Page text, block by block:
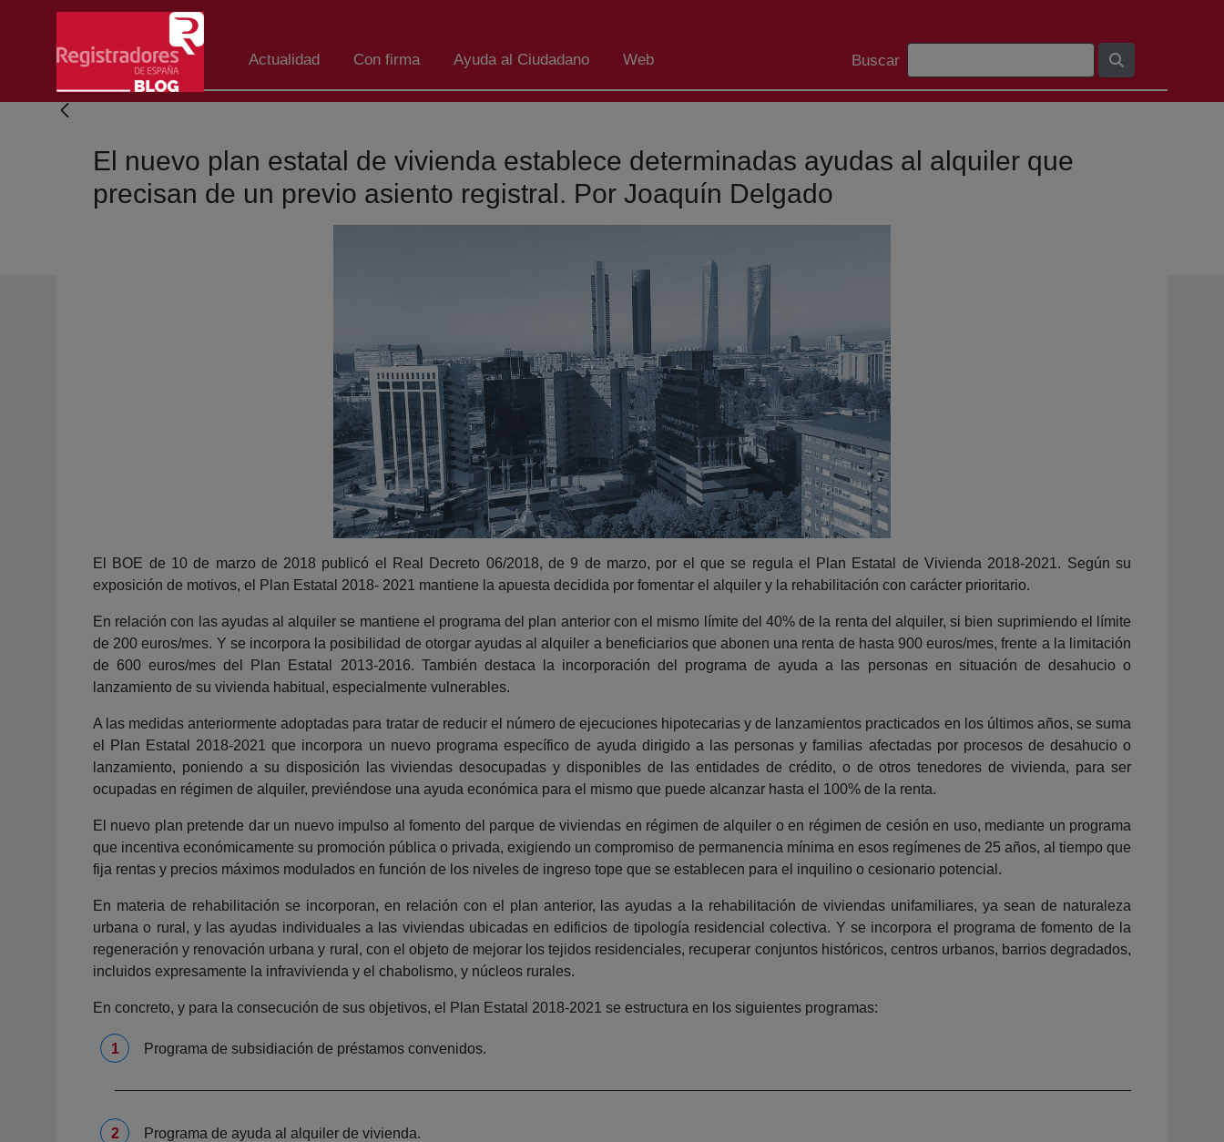
Skip to Main Content
Actualidad Con firma Ayuda al Ciudadano Web
Search Bar
Buscar
El nuevo plan estatal de vivienda establece determinadas ayudas al alquiler que
precisan de un previo asiento registral. Por Joaquín Delgado
El BOE de 10 de marzo de 2018 publicó el Real Decreto 06/2018, de 9 de marzo, por el que se regula el Plan Estatal de Vivienda 2018-2021. Según su
exposición de motivos, el Plan Estatal 2018- 2021 mantiene la apuesta decidida por fomentar el alquiler y la rehabilitación con carácter prioritario.
En relación con las ayudas al alquiler se mantiene el programa del plan anterior con el mismo límite del 40% de la renta del alquiler, si bien suprimiendo el límite
de 200 euros/mes. Y se incorpora la posibilidad de otorgar ayudas al alquiler a beneficiarios que abonen una renta de hasta 900 euros/mes, frente a la limitación
de 600 euros/mes del Plan Estatal 2013-2016. También destaca la incorporación del programa de ayuda a las personas en situación de desahucio o
lanzamiento de su vivienda habitual, especialmente vulnerables.
A las medidas anteriormente adoptadas para tratar de reducir el número de ejecuciones hipotecarias y de lanzamientos practicados en los últimos años, se suma
el Plan Estatal 2018-2021 que incorpora un nuevo programa específico de ayuda dirigido a las personas y familias afectadas por procesos de desahucio o
lanzamiento, poniendo a su disposición las viviendas desocupadas y disponibles de las entidades de crédito, o de otros tenedores de vivienda, para ser
ocupadas en régimen de alquiler, previéndose una ayuda económica para el mismo que puede alcanzar hasta el 100% de la renta.
El nuevo plan pretende dar un nuevo impulso al fomento del parque de viviendas en régimen de alquiler o en régimen de cesión en uso, mediante un programa
que incentiva económicamente su promoción pública o privada, exigiendo un compromiso de permanencia mínima en esos regímenes de 25 años, al tiempo que
fija rentas y precios máximos modulados en función de los niveles de ingreso tope que se establecen para el inquilino o cesionario potencial.
En materia de rehabilitación se incorporan, en relación con el plan anterior, las ayudas a la rehabilitación de viviendas unifamiliares, ya sean de naturaleza
urbana o rural, y las ayudas individuales a las viviendas ubicadas en edificios de tipología residencial colectiva. Y se incorpora el programa de fomento de la
regeneración y renovación urbana y rural, con el objeto de mejorar los tejidos residenciales, recuperar conjuntos históricos, centros urbanos, barrios degradados,
incluidos expresamente la infravivienda y el chabolismo, y núcleos rurales.
En concreto, y para la consecución de sus objetivos, el Plan Estatal 2018-2021 se estructura en los siguientes programas:
Programa de subsidiación de préstamos convenidos.
Programa de ayuda al alquiler de vivienda.